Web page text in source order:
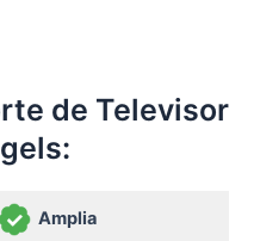
de Televisor
Amplia